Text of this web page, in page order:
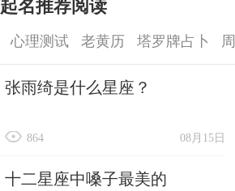
起名推荐阅读
心理测试 老黄历 塔罗牌占卜
张雨绮是什么星座？
08月15日
864
十二星座中嗓子最美的